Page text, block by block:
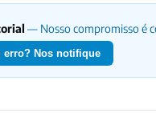
— Nosso compromisso é
erro? Nos notifique